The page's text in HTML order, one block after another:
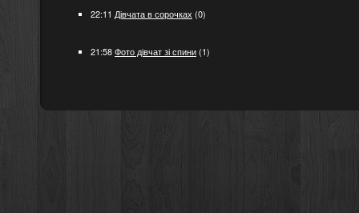
22:11 Дівчата в сорочках (0)
21:58Фото дівчат зі спини(1)